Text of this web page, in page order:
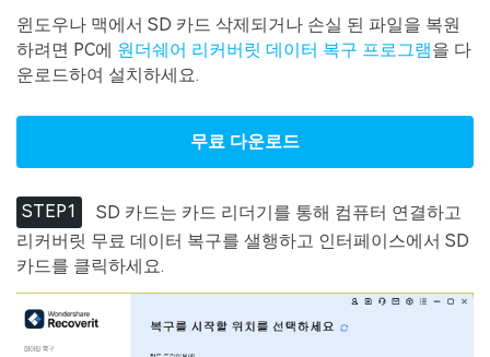
윈도우나 맥에서 SD 카드 삭제되거나 손실 된 파일을 복원
하려면 PC에 원더쉐어 리커버릿 데이터 복구 프로그램을 다
운로드하여 설치하세요.
무료 다운로드
STEP1
SD 카드는 카드 리더기를 통해 컴퓨터 연결하고
리커버릿 무료 데이터 복구를 샐행하고 인터페이스에서 SD
카드를 클릭하세요.